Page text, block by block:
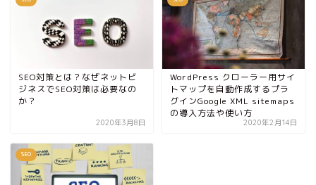
SEO対策とは？なぜネットビ
ジネスでSEO対策は必要なの
か？
2020年3月8日
WordPress クローラー用サイ
トマップを自動作成するプラ
グインGoogle XML sitemaps
の導入方法や使い方
2020年2月14日
SEO